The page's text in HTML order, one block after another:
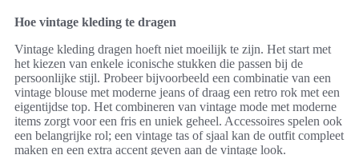
Hoe vintage kleding te dragen
Vintage kleding dragen hoeft niet moeilijk te zijn. Het start met
het kiezen van enkele iconische stukken die passen bij de
persoonlijke stijl. Probeer bijvoorbeeld een combinatie van een
vintage blouse met moderne jeans of draag een retro rok met een
eigentijdse top. Het combineren van vintage mode met moderne
items zorgt voor een fris en uniek geheel. Accessoires spelen ook
een belangrijke rol; een vintage tas of sjaal kan de outfit compleet
maken en een extra accent geven aan de vintage look.